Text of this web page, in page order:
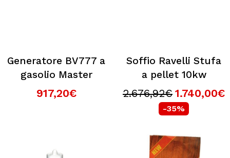
Generatore BV777 a
gasolio Master
917,20€
Soffio Ravelli Stufa
a pellet 10kw
2.676,92€ 1.740,00€
-35%